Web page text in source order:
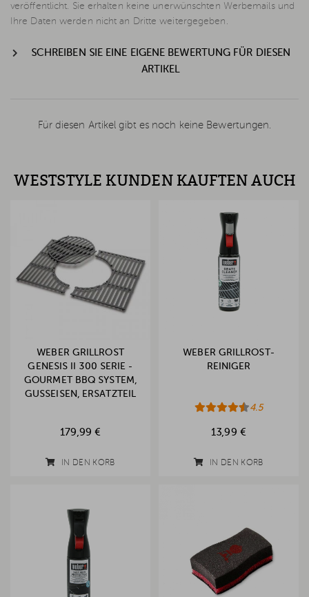
veröffentlicht. Sie erhalten keine unerwünschten Werbemails und
Ihre Daten werden nicht an Dritte weitergegeben.
SCHREIBEN SIE EINE EIGENE BEWERTUNG FÜR DIESEN
ARTIKEL
Für diesen Artikel gibt es noch keine Bewertungen.
WESTSTYLE KUNDEN KAUFTEN AUCH
WEBER GRILLROST
GENESIS II 300 SERIE -
GOURMET BBQ SYSTEM,
GUSSEISEN, ERSATZTEIL
179,99 €
IN DEN KORB
WEBER GRILLROST-
REINIGER
4.5
13,99 €
IN DEN KORB